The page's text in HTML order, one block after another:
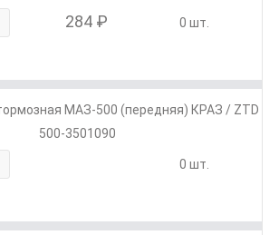
284 ₽ 0 шт.
МАЗ-500 (передняя) КРАЗ / ZTD
500-3501090
0 шт.